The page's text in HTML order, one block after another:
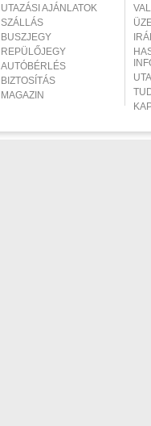
UTAZÁSI AJÁNLATOK
SZÁLLÁS
BUSZJEGY
REPÜLŐJEGY
AUTÓBÉRLÉS
BIZTOSÍTÁS
MAGAZIN